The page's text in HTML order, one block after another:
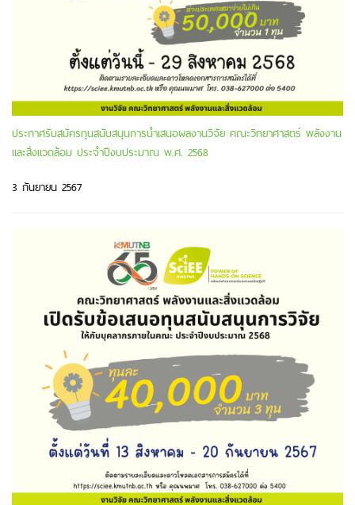
ประกาศรับสมัครทุนสนับสนุนการนำเสนอผลงานวิจัย คณะวิทยาศาสตร์ พลังงาน
และสิ่งแวดล้อม ประจำปีงบประมาณ พ.ศ. 2568
3 กันยายน 2567